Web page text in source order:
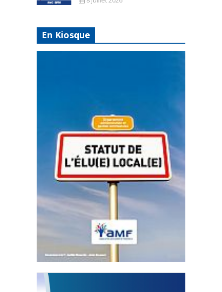
En Kiosque
Statut de l’élu local
3 avril 2024